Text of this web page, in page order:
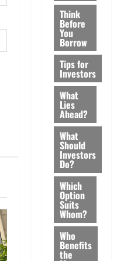
Think
Before
You
Borrow
Tips for
Investors
What
Lies
Ahead?
What
Should
Investors
Do?
Which
Option
Suits
Whom?
Who
Benefits
the